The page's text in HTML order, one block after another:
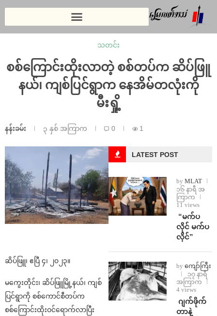
သတင်း
စစ်ကြောင်းထိုးလာတဲ့ စစ်တပ်က ဆိပ်ဖြူ
နယ်၊ ကျစ်ပြင်ရွာက နေအိမ်တလုံးကို
မီးရှို့
နန်းခမ်း ၃ နှစ် အကြာက 0 1
ဆိပ်ဖြူ၊ ဧပြီ ၄၊ ၂၀၂၃။
မကွေးတိုင်း၊ ဆိပ်ဖြူမြို့နယ်၊ ကျစ်
ပြင်ရွာကို စစ်ကောင်စီတပ်က
စစ်ကြောင်းထိုးဝင်ရောက်လာပြီး
LATEST POST
by MLAT
၁၆ နာရီ အ
ကြာက
11 views
⁨ ⁨“မက်ပ
လိုင် မက်ပ
လိုင်”
by ကျော်ကြီး
၁၇ နာရီ
အကြာက
4 views
⁨⁩ ⁨ဂျက်ဖိုက်
တာနဲ့